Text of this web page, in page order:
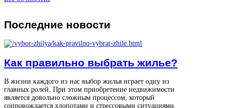
Последние новости
Как правильно выбрать жилье?
В жизни каждого из нас выбор жилья играет одну из
главных ролей. При этом приобретение недвижимости
является довольно сложным процессом, который
сопровождается хлопотами и стрессовыми ситуациями.